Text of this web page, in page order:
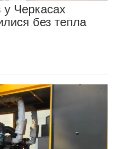
у Черкасах
без тепла